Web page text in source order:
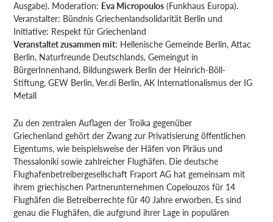
Ausgabe). Moderation: Eva Micropoulos (Funkhaus Europa).
Veranstalter: Bündnis Griechenlandsolidarität Berlin und
Initiative: Respekt für Griechenland
Veranstaltet zusammen mit: Hellenische Gemeinde Berlin, Attac
Berlin, Naturfreunde Deutschlands, Gemeingut in
BürgerInnenhand, Bildungswerk Berlin der Heinrich-Böll-
Stiftung, GEW Berlin, Ver.di Berlin, AK Internationalismus der IG
Metall
Zu den zentralen Auflagen der Troika gegenüber
Griechenland gehört der Zwang zur Privatisierung öffentlichen
Eigentums, wie beispielsweise der Häfen von Piräus und
Thessaloniki sowie zahlreicher Flughäfen. Die deutsche
Flughafenbetreibergesellschaft Fraport AG hat gemeinsam mit
ihrem griechischen Partnerunternehmen Copelouzos für 14
Flughäfen die Betreiberrechte für 40 Jahre erworben. Es sind
genau die Flughäfen, die aufgrund ihrer Lage in populären